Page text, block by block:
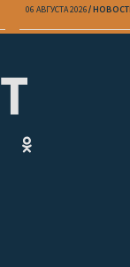
06 АВГУСТА 2026